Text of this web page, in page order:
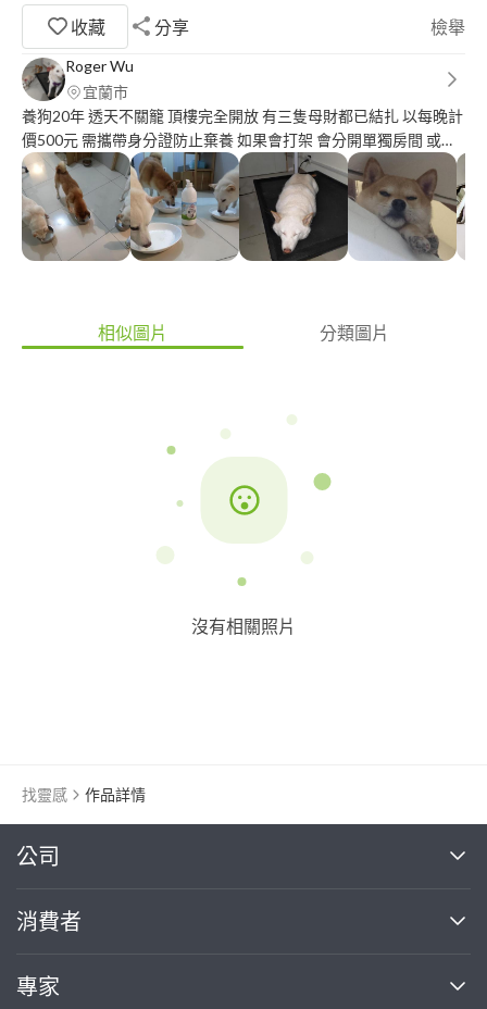
收藏
分享 檢舉
Roger Wu
宜蘭市
養狗20年 透天不關籠 頂樓完全開放 有三隻母財都已結扎 以每晚計
價500元 需攜帶身分證防止棄養 如果會打架 會分開單獨房間 或綁
繩 所以可能會打架受傷必須接受 需自備乾糧 飯碗 水碗 寶貝到新環
境沒有自己的碗可能會都不吃歐 一天最多可代2隻寶貝 請先提前預
約 本身還有正職在家工作 所以幾乎都在家 代養期間可line視訊 專
業養胖只要2個月 全台可寄送 10公斤左右大約每月1000-2000左右
20公斤左右大約每月2000-4000左右 取決於寶貝們是否吃的完 校
相似圖片 分類圖片
沒有相關照片
找靈感 作品詳情
公司
關於我們
部落格
消費者
買服務
專家
繼續完成